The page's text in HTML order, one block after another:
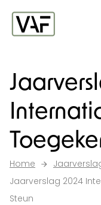
Ga verder naar
Home
Jaarverslag 2024
Steun